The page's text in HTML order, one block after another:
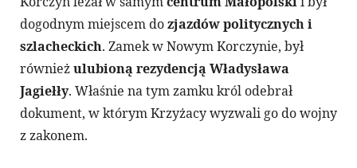
dogodnym miejscem dozjazdów politycznych i
szlacheckich. Zamek w Nowym Korczynie, był
równieżulubioną rezydencją Władysława
Jagiełły. Właśnie na tym zamku król odebrał
dokument, w którym Krzyżacy wyzwali go do wojny
z zakonem.